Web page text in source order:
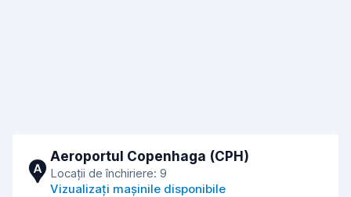
A
Aeroportul Copenhaga (CPH)
Locații de închiriere: 9
Vizualizați mașinile disponibile